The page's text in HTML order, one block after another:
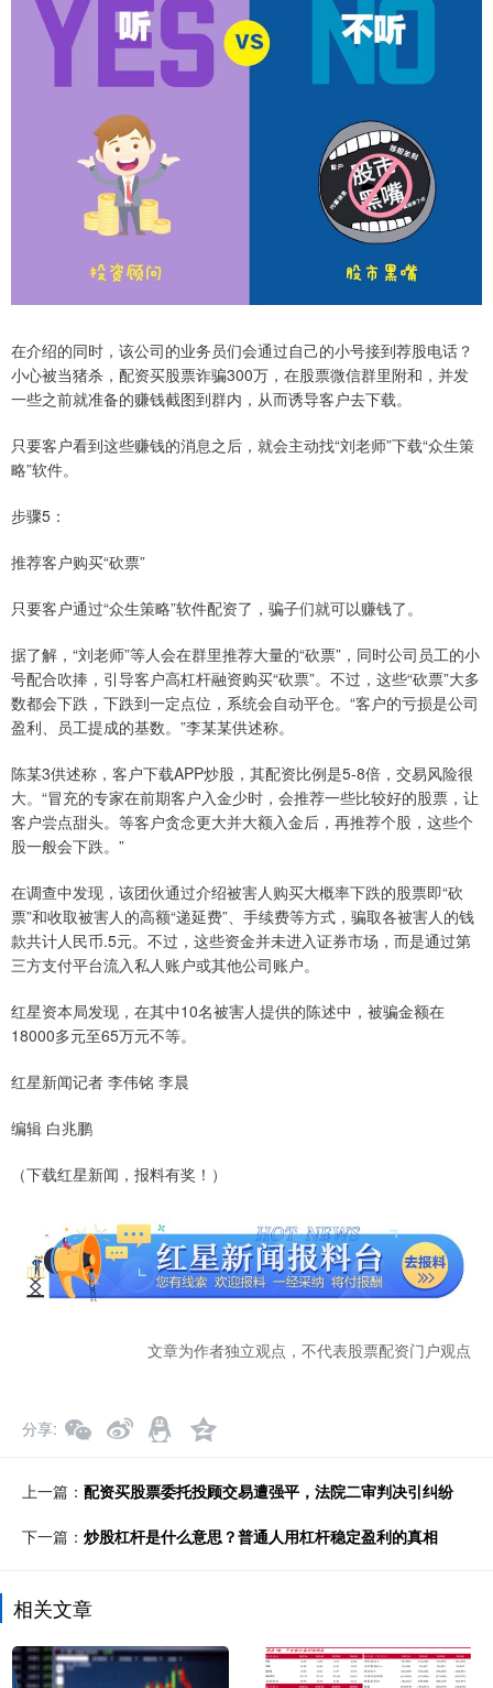
在介绍的同时，该公司的业务员们会通过自己的小号接到荐股电话？
小心被当猪杀，配资买股票诈骗300万，在股票微信群里附和，并发
一些之前就准备的赚钱截图到群内，从而诱导客户去下载。
只要客户看到这些赚钱的消息之后，就会主动找“刘老师”下载“众生策
略”软件。
步骤5：
推荐客户购买“砍票”
只要客户通过“众生策略”软件配资了，骗子们就可以赚钱了。
据了解，“刘老师”等人会在群里推荐大量的“砍票”，同时公司员工的小
号配合吹捧，引导客户高杠杆融资购买“砍票”。不过，这些“砍票”大多
数都会下跌，下跌到一定点位，系统会自动平仓。“客户的亏损是公司
盈利、员工提成的基数。”李某某供述称。
陈某3供述称，客户下载APP炒股，其配资比例是5-8倍，交易风险很
大。“冒充的专家在前期客户入金少时，会推荐一些比较好的股票，让
客户尝点甜头。等客户贪念更大并大额入金后，再推荐个股，这些个
股一般会下跌。”
在调查中发现，该团伙通过介绍被害人购买大概率下跌的股票即“砍
票”和收取被害人的高额“递延费”、手续费等方式，骗取各被害人的钱
款共计人民币.5元。不过，这些资金并未进入证券市场，而是通过第
三方支付平台流入私人账户或其他公司账户。
红星资本局发现，在其中10名被害人提供的陈述中，被骗金额在
18000多元至65万元不等。
红星新闻记者 李伟铭 李晨
编辑 白兆鹏
（下载红星新闻，报料有奖！）
文章为作者独立观点，不代表股票配资门户观点
分享
上一篇： 配资买股票委托投顾交易遭强平，法院二审判决引纠纷
下一篇： 炒股杠杆是什么意思？普通人用杠杆稳定盈利的真相
相关文章